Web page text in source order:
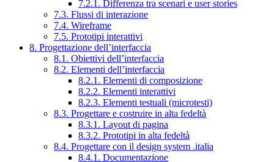
7.2.1. Differenza tra scenari e user stories
7.3. Flussi di interazione
7.4. Wireframe
7.5. Prototipi interattivi
8. Progettazione dell’interfaccia
8.1. Obiettivi dell’interfaccia
8.2. Elementi dell’interfaccia
8.2.1. Elementi di composizione
8.2.2. Elementi interattivi
8.2.3. Elementi testuali (microtesti)
8.3. Progettare e costruire in alta fedeltà
8.3.1. Layout di pagina
8.3.2. Prototipi in alta fedeltà
8.4. Progettare con il design system .italia
8.4.1. Documentazione